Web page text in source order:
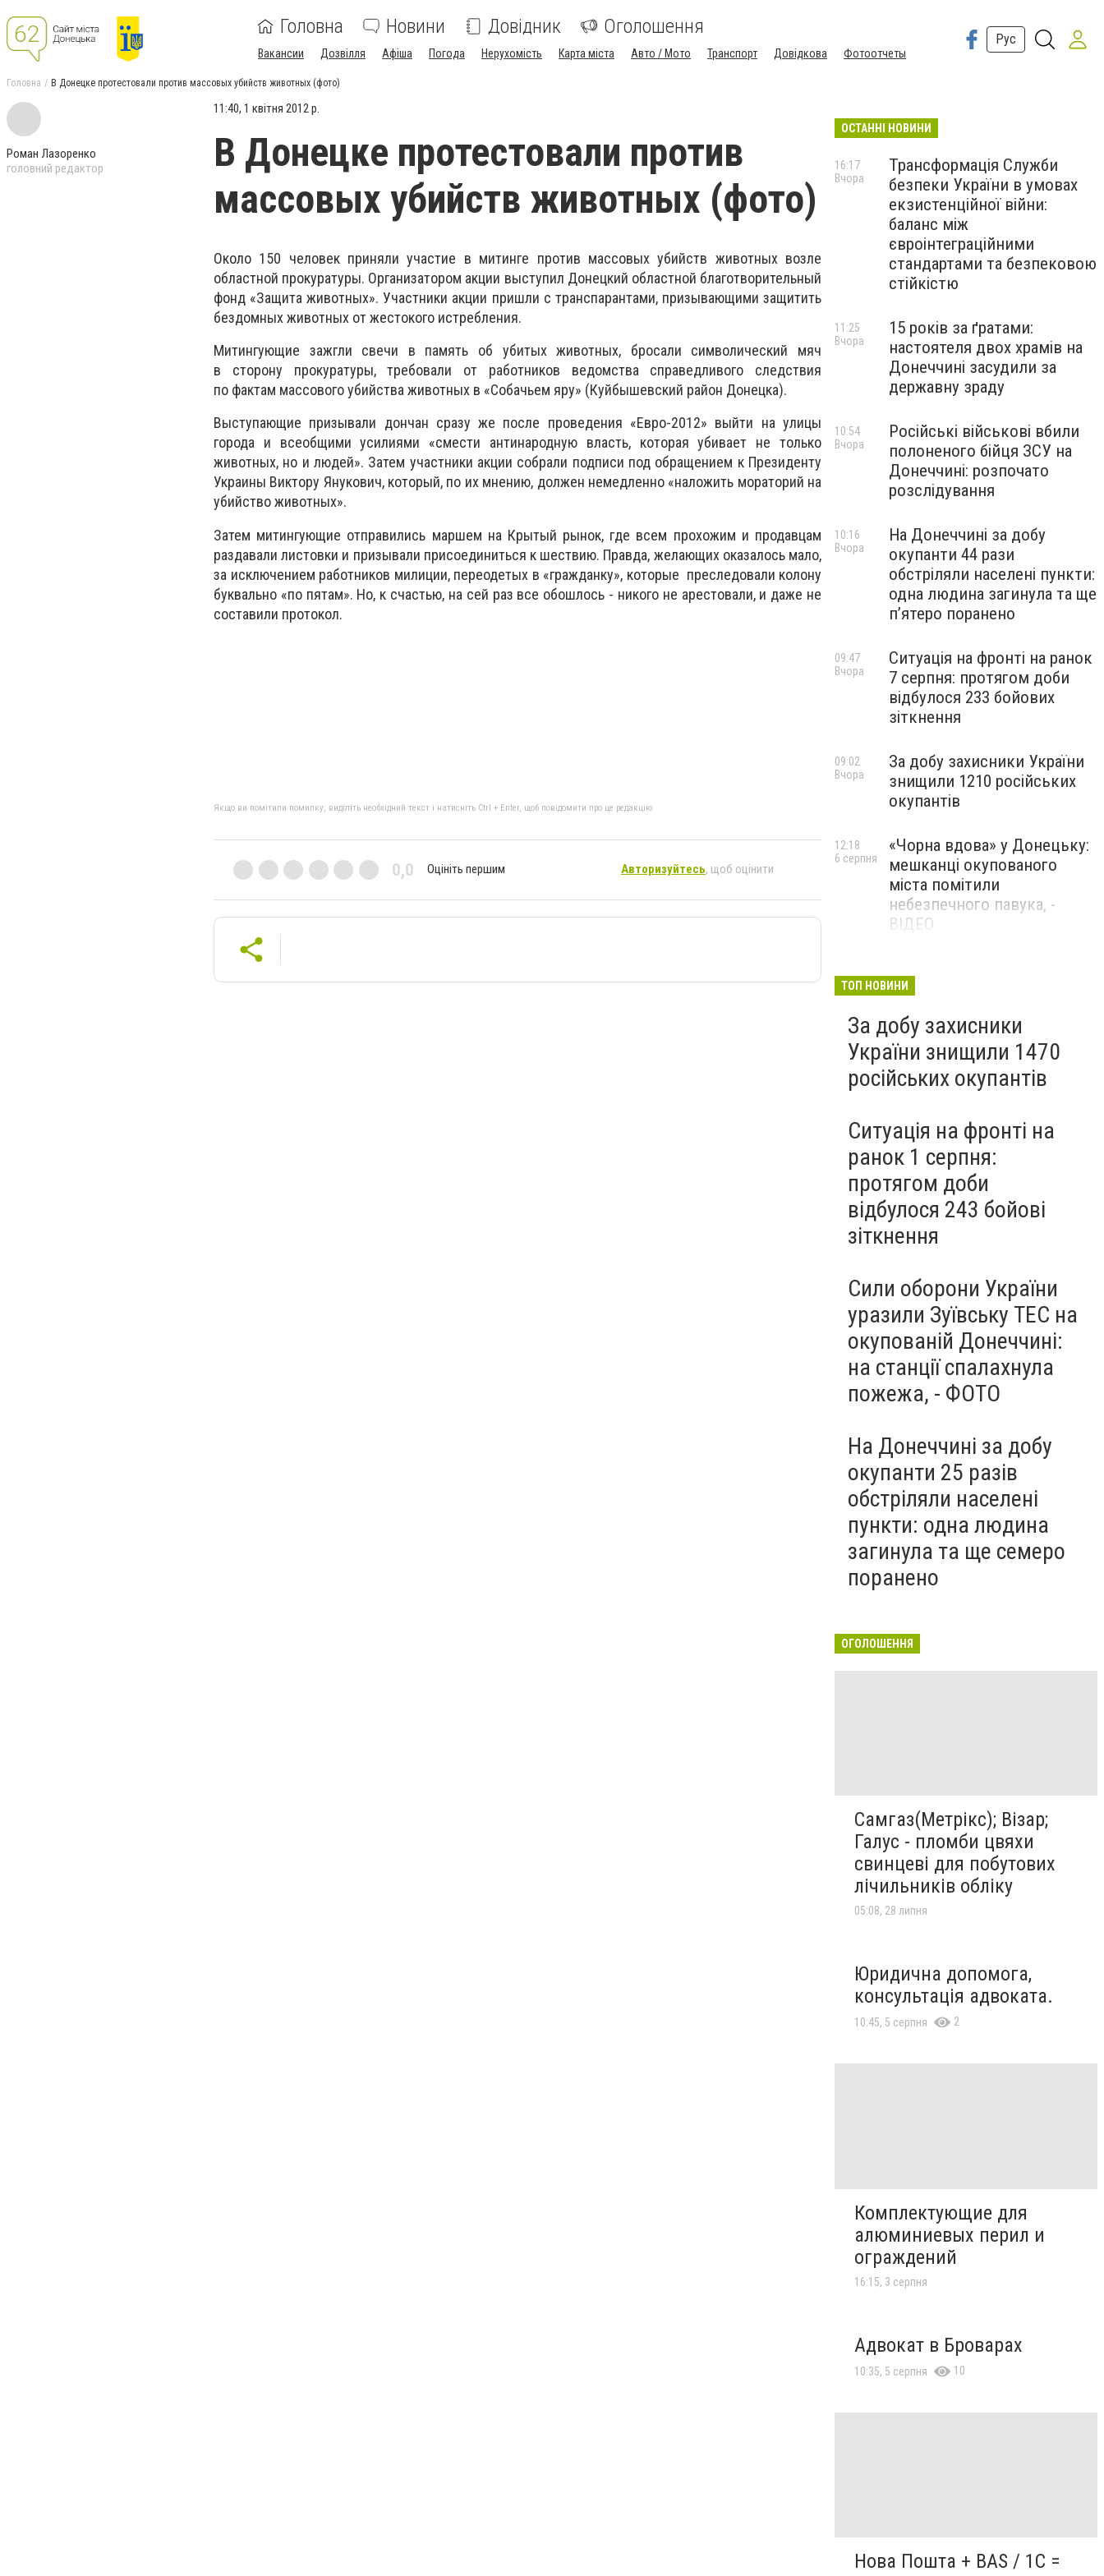
Головна Новини Довідник Оголошення
Вакансии Дозвілля Афіша Погода Нерухомість Карта міста Авто / Мото Транспорт Довідкова Фотоотчеты
Рус
Головна В Донецке протестовали против массовых убийств животных (фото)
Роман Лазоренко
головний редактор
11:40, 1 квітня 2012 р.
В Донецке протестовали против
массовых убийств животных (фото)
Около 150 человек приняли участие в митинге против массовых убийств животных возле
областной прокуратуры. Организатором акции выступил Донецкий областной благотворительный
фонд «Защита животных». Участники акции пришли с транспарантами, призывающими защитить
бездомных животных от жестокого истребления.
Митингующие зажгли свечи в память об убитых животных, бросали символический мяч
в сторону прокуратуры, требовали от работников ведомства справедливого следствия
по фактам массового убийства животных в «Собачьем яру» (Куйбышевский район Донецка).
Выступающие призывали дончан сразу же после проведения «Евро-2012» выйти на улицы
города и всеобщими усилиями «смести антинародную власть, которая убивает не только
животных, но и людей». Затем участники акции собрали подписи под обращением к Президенту
Украины Виктору Янукович, который, по их мнению, должен немедленно «наложить мораторий на
убийство животных».
Затем митингующие отправились маршем на Крытый рынок, где всем прохожим и продавцам
раздавали листовки и призывали присоединиться к шествию. Правда, желающих оказалось мало,
за исключением работников милиции, переодетых в «гражданку», которые преследовали колону
буквально «по пятам». Но, к счастью, на сей раз все обошлось - никого не арестовали, и даже не
составили протокол.
Якщо ви помітили помилку, виділіть необхідний текст і натисніть Ctrl + Enter, щоб повідомити про це редакцію
0,0 Оцініть першим Авторизуйтесь, щоб оцінити
ОСТАННІ НОВИНИ
Трансформація Служби
безпеки України в умовах
екзистенційної війни:
баланс між
євроінтеграційними
стандартами та безпековою
стійкістю
16:17
Вчора
15 років за ґратами:
настоятеля двох храмів на
Донеччині засудили за
державну зраду
11:25
Вчора
Російські військові вбили
полоненого бійця ЗСУ на
Донеччині: розпочато
розслідування
10:54
Вчора
На Донеччині за добу
окупанти 44 рази
обстріляли населені пункти:
одна людина загинула та ще
пʼятеро поранено
10:16
Вчора
Ситуація на фронті на ранок
7 серпня: протягом доби
відбулося 233 бойових
зіткнення
09:47
Вчора
За добу захисники України
знищили 1210 російських
окупантів
09:02
Вчора
«Чорна вдова» у Донецьку:
мешканці окупованого
міста помітили
небезпечного павука, -
ВІДЕО
12:18
6 серпня
засудили до 8 років
метадону
6 серпня
ТОП НОВИНИ
За добу захисники
України знищили 1470
російських окупантів
Ситуація на фронті на
ранок 1 серпня:
протягом доби
відбулося 243 бойові
зіткнення
Сили оборони України
уразили Зуївську ТЕС на
окупованій Донеччині:
на станції спалахнула
пожежа, - ФОТО
На Донеччині за добу
окупанти 25 разів
обстріляли населені
пункти: одна людина
загинула та ще семеро
поранено
ОГОЛОШЕННЯ
Самгаз(Метрікс); Візар;
Галус - пломби цвяхи
свинцеві для побутових
лічильників обліку
05:08, 28 липня
Юридична допомога,
консультація адвоката.
10:45, 5 серпня 2
Комплектующие для
алюминиевых перил и
ограждений
16:15, 3 серпня
Адвокат в Броварах
10:35, 5 серпня 10
Нова Пошта + BAS / 1C =